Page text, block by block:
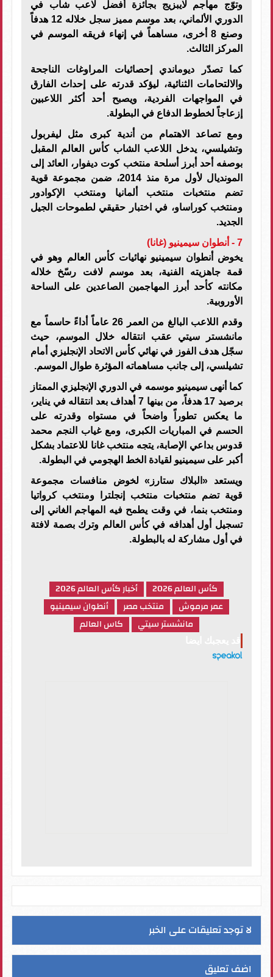
وتوّج مهاجم لايبزيج بجائزة أفضل لاعب شاب في
الدوري الألماني، بعد موسم مميز سجل خلاله 12 هدفاً
وصنع 8 أخرى، مساهماً في إنهاء فريقه الموسم في
المركز الثالث.
كما تصدّر ديوماندي إحصائيات المراوغات الناجحة
والالتحامات الثنائية، ليؤكد قدرته على إحداث الفارق
في المواجهات الفردية، ويصبح أحد أكثر اللاعبين
إزعاجاً لخطوط الدفاع في البطولة.
ومع تصاعد الاهتمام من أندية كبرى مثل ليفربول
وتشيلسي، يدخل اللاعب الشاب كأس العالم المقبل
بوصفه أحد أبرز أسلحة منتخب كوت ديفوار، العائد إلى
المونديال لأول مرة منذ 2014، ضمن مجموعة قوية
تضم منتخبات منتخب ألمانيا ومنتخب الإكوادور
ومنتخب كوراساو، في اختبار حقيقي لطموحات الجيل
الجديد.
7 - أنطوان سيمينيو (غانا)
يخوض أنطوان سيمينيو نهائيات كأس العالم وهو في
قمة جاهزيته الفنية، بعد موسم لافت رسّخ خلاله
مكانته كأحد أبرز المهاجمين الصاعدين على الساحة
الأوروبية.
وقدم اللاعب البالغ من العمر 26 عاماً أداءً حاسماً مع
مانشستر سيتي عقب انتقاله خلال الموسم، حيث
سجّل هدف الفوز في نهائي كأس الاتحاد الإنجليزي أمام
تشيلسي، إلى جانب مساهماته المؤثرة طوال الموسم.
كما أنهى سيمينيو موسمه في الدوري الإنجليزي الممتاز
برصيد 17 هدفاً، من بينها 7 أهداف بعد انتقاله في يناير،
ما يعكس تطوراً واضحاً في مستواه وقدرته على
الحسم في المباريات الكبرى، ومع غياب النجم محمد
قدوس بداعي الإصابة، يتجه منتخب غانا للاعتماد بشكل
أكبر على سيمينيو لقيادة الخط الهجومي في البطولة.
ويستعد «البلاك ستارز» لخوض منافسات مجموعة
قوية تضم منتخبات منتخب إنجلترا ومنتخب كرواتيا
ومنتخب بنما، في وقت يطمح فيه المهاجم الغاني إلى
تسجيل أول أهدافه في كأس العالم وترك بصمة لافتة
في أول مشاركة له بالبطولة.
كأس العالم 2026
أخبار كأس العالم 2026
عمر مرموش
منتخب مصر
أنطوان سيمينيو
مانشستر سيتي
كاس العالم
لا توجد تعليقات على الخبر
اضف تعليق